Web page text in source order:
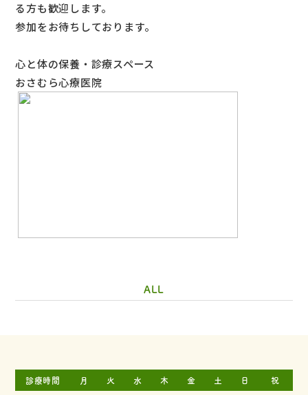
る方も歓迎します。
参加をお待ちしております。
心と体の保養・診療スペース
おさむら心療医院
ALL
診療時間 月 火 水 木 金 土 日 祝